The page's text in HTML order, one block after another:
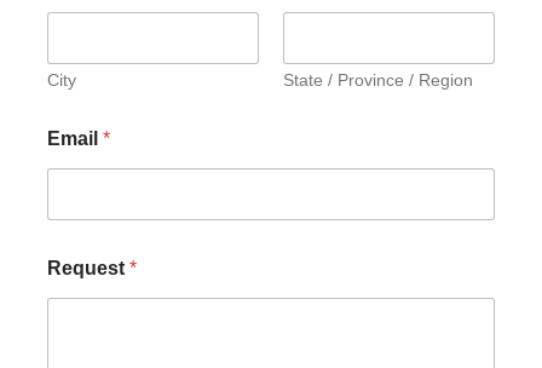
City State / Province / Region
Email *
Request *